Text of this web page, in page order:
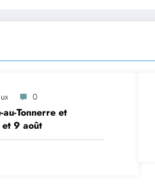
0
au-Tonnerre et
et 9 août